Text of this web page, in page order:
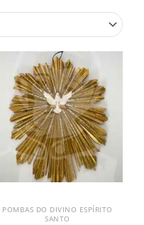
POMBAS DO DIVINO ESPÍRITO
SANTO